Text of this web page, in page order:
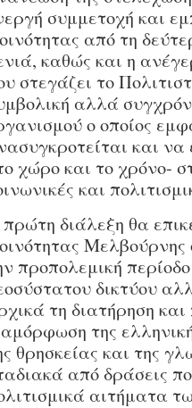
συμμετοχή και
από τη
καθώς και η
στεγάζει το
αλλά
ο οποίος
και
χώρο και το χρόνο-
και
διάλεξη θα
προπολεμική
δικτύου
τη διατήρηση
της
θρησκείας και της
από δράσεις
αιτήματα